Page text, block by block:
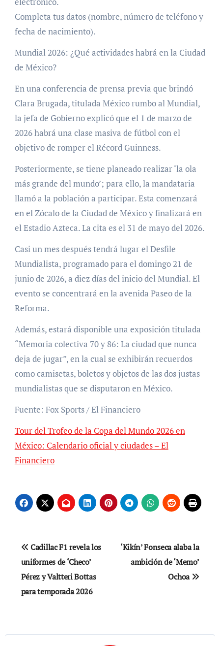
Completa tus datos (nombre, número de teléfono y
fecha de nacimiento).
Mundial 2026: ¿Qué actividades habrá en la Ciudad
de México?
En una conferencia de prensa previa que brindó
Clara Brugada, titulada México rumbo al Mundial,
la jefa de Gobierno explicó que el 1 de marzo de
2026 habrá una clase masiva de fútbol con el
objetivo de romper el Récord Guinness.
Posteriormente, se tiene planeado realizar ‘la ola
más grande del mundo’; para ello, la mandataria
llamó a la población a participar. Esta comenzará
en el Zócalo de la Ciudad de México y finalizará en
el Estadio Azteca. La cita es el 31 de mayo del 2026.
Casi un mes después tendrá lugar el Desfile
Mundialista, programado para el domingo 21 de
junio de 2026, a diez días del inicio del Mundial. El
evento se concentrará en la avenida Paseo de la
Reforma.
Además, estará disponible una exposición titulada
“Memoria colectiva 70 y 86: La ciudad que nunca
deja de jugar”, en la cual se exhibirán recuerdos
como camisetas, boletos y objetos de las dos justas
mundialistas que se disputaron en México.
Fuente: Fox Sports / El Financiero
Tour del Trofeo de la Copa del Mundo 2026 en
México: Calendario oficial y ciudades – El
Financiero
Navegación
de
entradas
Cadillac F1 revela los
uniformes de ‘Checo’
Pérez y Valtteri Bottas
para temporada 2026
‘Kikín’ Fonseca alaba la
ambición de ‘Memo’
Ochoa